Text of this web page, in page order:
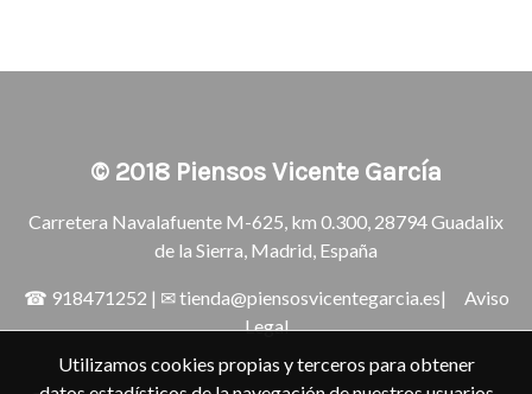
© 2018 Piensos Vicente García
Carretera Navalafuente M-625, km 0.300, 28794 Guadalix
de la Sierra, Madrid, España
☎ 918471252 | ✉tienda@piensosvicentegarcia.es| Aviso
Legal
Utilizamos cookies propias y terceros para obtener